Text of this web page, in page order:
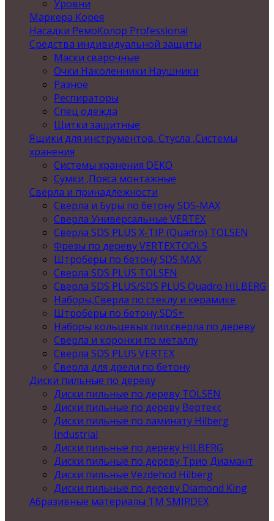
Уровни
Маркера Корея
Насадки РемоКолор Professional
Средства индивидуальной защиты
Маски сварочные
Очки Наколенники Наушники
Разное
Респираторы
Спец одежда
Щитки защитные
Ящики для инструментов, Стусла ,Системы
хранения
Системы хранения DEKO
Сумки ,Пояса монтажные
Сверла и принадлежности
Сверла и Буры по бетону SDS-MAX
Сверла Универсальные VERTEX
Сверла SDS PLUS X-TIP (Quadro) TOLSEN
Фрезы по дереву VERTEXTOOLS
Штроберы по бетону SDS MAX
Сверла SDS PLUS TOLSEN
Сверла SDS PLUS/SDS PLUS Quadro HILBERG
Наборы,Сверла по стеклу и керамике
Штроберы по бетону SDS+
Наборы кольцевых пил,сверла по дереву
Сверла и коронки по металлу
Сверла SDS PLUS VERTEX
Сверла для дрели по бетону
Диски пильные по дереву
Диски пильные по дереву TOLSEN
Диски пильные по дереву Вертекс
Диски пильные по ламинату Hilberg
Industrial
Диски пильные по дереву HILBERG
Диски пильные по дереву Трио Диамант
Диски пильные Vezdehod Hilberg
Диски пильные по дереву Diamond King
Абразивные материалы ТМ SMIRDEX